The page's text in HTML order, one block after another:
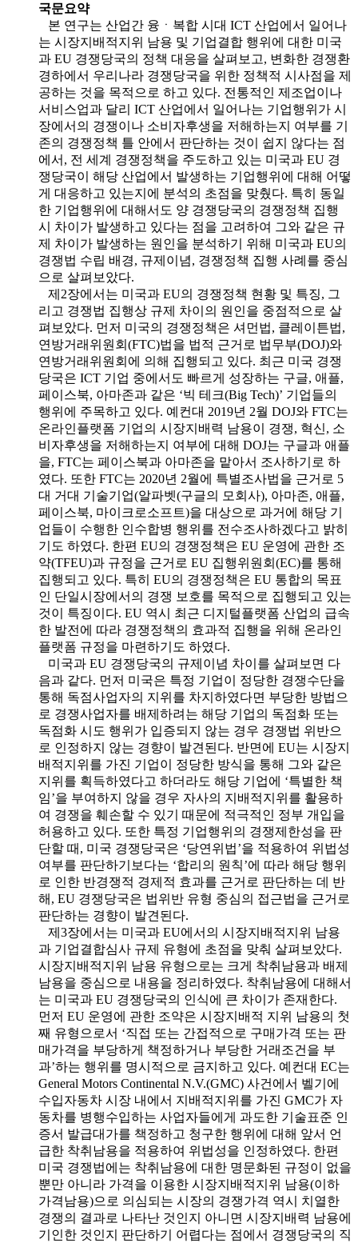
국문요약
본 연구는 산업간 융ㆍ복합 시대 ICT 산업에서 일어나
는 시장지배적지위 남용 및 기업결합 행위에 대한 미국
과 EU 경쟁당국의 정책 대응을 살펴보고, 변화한 경쟁환
경하에서 우리나라 경쟁당국을 위한 정책적 시사점을 제
공하는 것을 목적으로 하고 있다. 전통적인 제조업이나
서비스업과 달리 ICT 산업에서 일어나는 기업행위가 시
장에서의 경쟁이나 소비자후생을 저해하는지 여부를 기
존의 경쟁정책 틀 안에서 판단하는 것이 쉽지 않다는 점
에서, 전 세계 경쟁정책을 주도하고 있는 미국과 EU 경
쟁당국이 해당 산업에서 발생하는 기업행위에 대해 어떻
게 대응하고 있는지에 분석의 초점을 맞췄다. 특히 동일
한 기업행위에 대해서도 양 경쟁당국의 경쟁정책 집행
시 차이가 발생하고 있다는 점을 고려하여 그와 같은 규
제 차이가 발생하는 원인을 분석하기 위해 미국과 EU의
경쟁법 수립 배경, 규제이념, 경쟁정책 집행 사례를 중심
으로 살펴보았다.
제2장에서는 미국과 EU의 경쟁정책 현황 및 특징, 그
리고 경쟁법 집행상 규제 차이의 원인을 중점적으로 살
펴보았다. 먼저 미국의 경쟁정책은 셔먼법, 클레이튼법,
연방거래위원회(FTC)법을 법적 근거로 법무부(DOJ)와
연방거래위원회에 의해 집행되고 있다. 최근 미국 경쟁
당국은 ICT 기업 중에서도 빠르게 성장하는 구글, 애플,
페이스북, 아마존과 같은 ‘빅 테크(Big Tech)’ 기업들의
행위에 주목하고 있다. 예컨대 2019년 2월 DOJ와 FTC는
온라인플랫폼 기업의 시장지배력 남용이 경쟁, 혁신, 소
비자후생을 저해하는지 여부에 대해 DOJ는 구글과 애플
을, FTC는 페이스북과 아마존을 맡아서 조사하기로 하
였다. 또한 FTC는 2020년 2월에 특별조사법을 근거로 5
대 거대 기술기업(알파벳(구글의 모회사), 아마존, 애플,
페이스북, 마이크로소프트)을 대상으로 과거에 해당 기
업들이 수행한 인수합병 행위를 전수조사하겠다고 밝히
기도 하였다. 한편 EU의 경쟁정책은 EU 운영에 관한 조
약(TFEU)과 규정을 근거로 EU 집행위원회(EC)를 통해
집행되고 있다. 특히 EU의 경쟁정책은 EU 통합의 목표
인 단일시장에서의 경쟁 보호를 목적으로 집행되고 있는
것이 특징이다. EU 역시 최근 디지털플랫폼 산업의 급속
한 발전에 따라 경쟁정책의 효과적 집행을 위해 온라인
플랫폼 규정을 마련하기도 하였다.
미국과 EU 경쟁당국의 규제이념 차이를 살펴보면 다
음과 같다. 먼저 미국은 특정 기업이 정당한 경쟁수단을
통해 독점사업자의 지위를 차지하였다면 부당한 방법으
로 경쟁사업자를 배제하려는 해당 기업의 독점화 또는
독점화 시도 행위가 입증되지 않는 경우 경쟁법 위반으
로 인정하지 않는 경향이 발견된다. 반면에 EU는 시장지
배적지위를 가진 기업이 정당한 방식을 통해 그와 같은
지위를 획득하였다고 하더라도 해당 기업에 ‘특별한 책
임’을 부여하지 않을 경우 자사의 지배적지위를 활용하
여 경쟁을 훼손할 수 있기 때문에 적극적인 정부 개입을
허용하고 있다. 또한 특정 기업행위의 경쟁제한성을 판
단할 때, 미국 경쟁당국은 ‘당연위법’을 적용하여 위법성
여부를 판단하기보다는 ‘합리의 원칙’에 따라 해당 행위
로 인한 반경쟁적 경제적 효과를 근거로 판단하는 데 반
해, EU 경쟁당국은 법위반 유형 중심의 접근법을 근거로
판단하는 경향이 발견된다.
제3장에서는 미국과 EU에서의 시장지배적지위 남용
과 기업결합심사 규제 유형에 초점을 맞춰 살펴보았다.
시장지배적지위 남용 유형으로는 크게 착취남용과 배제
남용을 중심으로 내용을 정리하였다. 착취남용에 대해서
는 미국과 EU 경쟁당국의 인식에 큰 차이가 존재한다.
먼저 EU 운영에 관한 조약은 시장지배적 지위 남용의 첫
째 유형으로서 ‘직접 또는 간접적으로 구매가격 또는 판
매가격을 부당하게 책정하거나 부당한 거래조건을 부
과’하는 행위를 명시적으로 금지하고 있다. 예컨대 EC는
General Motors Continental N.V.(GMC) 사건에서 벨기에
수입자동차 시장 내에서 지배적지위를 가진 GMC가 자
동차를 병행수입하는 사업자들에게 과도한 기술표준 인
증서 발급대가를 책정하고 청구한 행위에 대해 앞서 언
급한 착취남용을 적용하여 위법성을 인정하였다. 한편
미국 경쟁법에는 착취남용에 대한 명문화된 규정이 없을
뿐만 아니라 가격을 이용한 시장지배적지위 남용(이하
가격남용)으로 의심되는 시장의 경쟁가격 역시 치열한
경쟁의 결과로 나타난 것인지 아니면 시장지배력 남용에
기인한 것인지 판단하기 어렵다는 점에서 경쟁당국의 직